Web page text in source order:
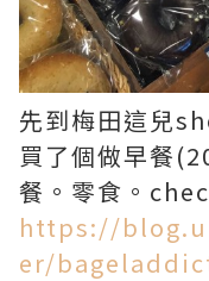
先到梅田這兒
買了個做早餐
餐。零食。
https://
er/